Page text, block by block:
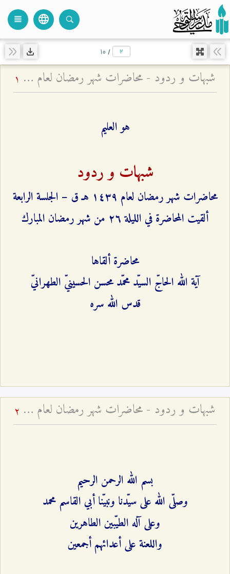
language
view_headline
/ ۱۰
شبهات و ردود - محاضرات شهر رمضان لعام ۱٤۳٩ هـ ق – الجلسة الرابعة 1
هو العليم
شبهات و ردود
محاضرات شهر رمضان لعام ۱٤٣٩ هـ ق – الجلسة الرابعة
ألقيت المحاضرة في الليلة ٢٦ من شهر رمضان المبارك
محاضرة ألقاها
آية الله الحاجّ السيّد محمّد محسن الحسينيّ الطهرانيّ
قدس الله سره
شبهات و ردود - محاضرات شهر رمضان لعام ۱٤۳٩ هـ ق – الجلسة الرابعة 2
بسم الله الرحمن الرحیم
وصلّى الله على سيّدنا ونبيّنا أبي القاسم محمد
وعلى آله الطيّبين الطاهرين
واللعنة على أعدائهم أجمعين